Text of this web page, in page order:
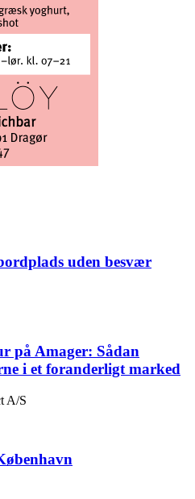
uden besvær
på Amager: Sådan
i et foranderligt marked
A/S